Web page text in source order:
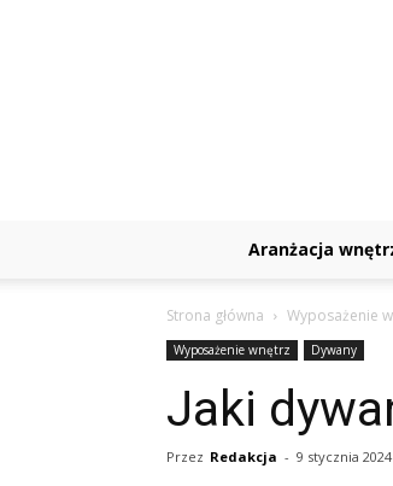
Aranżacja
Strona główna Wyposażenie
Wyposażenie wnętrz Dywany
Jaki
Przez Redakcja - 9 stycznia 2024